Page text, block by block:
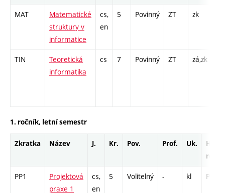
MAT
Matematické
struktury v
informatice
cs,
en
5 Povinný ZT zk
TIN
Teoretická
informatika
cs 7 Povinný ZT zá,zk
1. ročník, letní semestr
Zkratka Název J. Kr. Pov. Prof. Uk.
Hod.
PP1
Projektová
praxe 1
cs,
en
5 Volitelný - kl PR -